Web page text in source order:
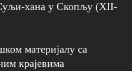
хана у Скопљу (XII-
материјалу са
крајевима